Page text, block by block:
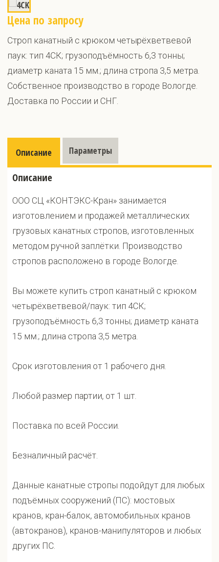
Цена по запросу
Строп канатный с крюком четырёхветвевой
паук: тип 4СК; грузоподъёмность 6,3 тонны;
диаметр каната 15 мм.; длина стропа 3,5 метра.
Собственное производство в городе Вологде.
Доставка по России и СНГ.
Описание Параметры
Описание
ООО СЦ «КОНТЭКС-Кран» занимается
изготовлением и продажей металлических
грузовых канатных стропов, изготовленных
методом ручной заплётки. Производство
стропов расположено в городе Вологде.
Вы можете купить строп канатный с крюком
четырёхветвевой/паук: тип 4СК;
грузоподъёмность 6,3 тонны; диаметр каната
15 мм.; длина стропа 3,5 метра.
Срок изготовления от 1 рабочего дня.
Любой размер партии, от 1 шт.
Поставка по всей России.
Безналичный расчёт.
Данные канатные стропы подойдут для любых
подъёмных сооружений (ПС): мостовых
кранов, кран-балок, автомобильных кранов
(автокранов), кранов-манипуляторов и любых
других ПС.